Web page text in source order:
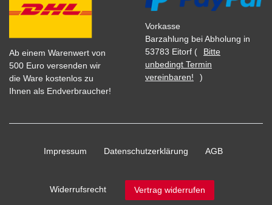
Ab einem Warenwert von
500 Euro versenden wir
die Ware kostenlos zu
Ihnen als Endverbraucher!
Vorkasse
Barzahlung bei Abholung in
53783 Eitorf (
Bitte
unbedingt Termin
vereinbaren!
)
Impressum Daten­schutz­erklärung AGB
Widerrufs­recht Vertrag widerrufen